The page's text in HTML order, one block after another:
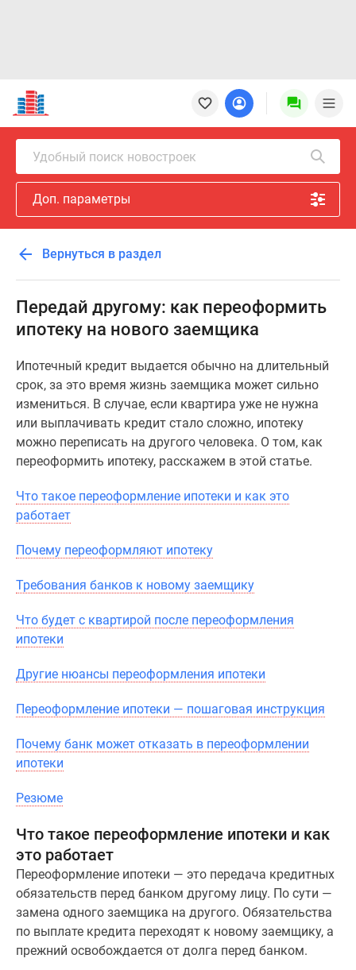
Новостройки
Квартиры
Ипотека
Новостройки
Москвы
Новостройки
Подмосковья
Новостройки
Москвы
Готовые
новостройки
Новостройки
Специальные
предложения
Коммерческие
помещения
Продавцы
застройщики
Панорамы
новостроек
Видеообзор
Экспертиза
Экология
Москвы
Подмосковья
комнатные
комнатные
Квартиры
карте
Ипотечный
калькулятор
Семейная
ипотека
Удобный поиск новостроек
Доп. параметры
Вернуться в раздел
Передай другому: как переоформить
ипотеку на нового заемщика
Ипотечный кредит выдается обычно на длительный
срок, за это время жизнь заемщика может сильно
измениться. В случае, если квартира уже не нужна
или выплачивать кредит стало сложно, ипотеку
можно переписать на другого человека. О том, как
переоформить ипотеку, расскажем в этой статье.
Что такое переоформление ипотеки и как это
работает
Почему переоформляют ипотеку
Требования банков к новому заемщику
Что будет с квартирой после переоформления
ипотеки
Другие нюансы переоформления ипотеки
Переоформление ипотеки — пошаговая инструкция
Почему банк может отказать в переоформлении
ипотеки
Резюме
Что такое переоформление ипотеки и как
это работает
Переоформление ипотеки — это передача кредитных
обязательств перед банком другому лицу. По сути —
замена одного заемщика на другого. Обязательства
по выплате кредита переходят к новому заемщику, а
прежний освобождается от долга перед банком.